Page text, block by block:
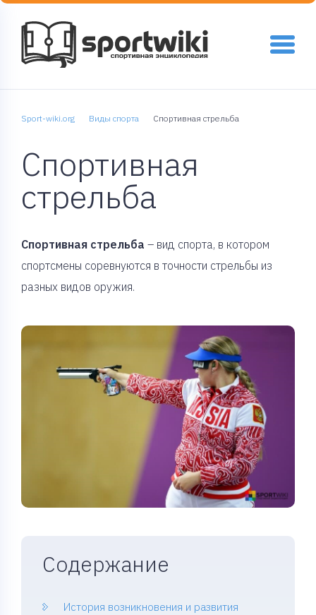
Sport-wiki.org Виды спорта Спортивная стрельба
Спортивная
стрельба
Спортивная стрельба – вид спорта, в котором
спортсмены соревнуются в точности стрельбы из
разных видов оружия.
Содержание
История возникновения и развития